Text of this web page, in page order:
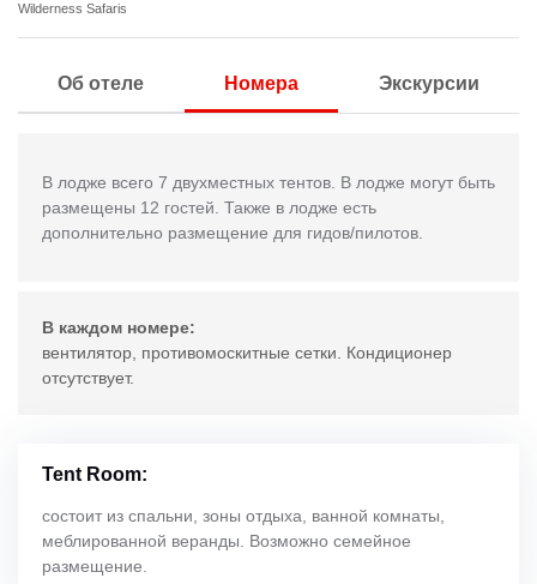
Wilderness Safaris
Об отеле Номера Экскурсии
В лодже всего 7 двухместных тентов . В лодже могут быть
размещены 12 гостей. Также в лодже есть
дополнительно размещение для гидов/пилотов.
В каждом номере:
вентилятор, противомоскитные сетки. Кондиционер
отсутствует.
Tent Room:
состоит из спальни, зоны отдыха, ванной комнаты,
меблированной веранды. Возможно семейное
размещение.